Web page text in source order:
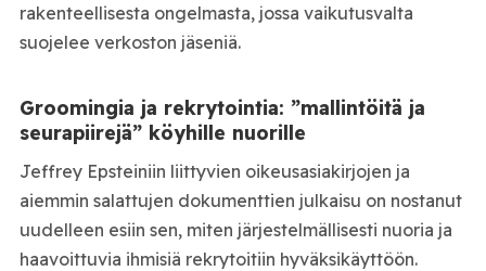
rakenteellisesta ongelmasta, jossa vaikutusvalta
suojelee verkoston jäseniä.
Groomingia ja rekrytointia: ”mallintöitä ja
seurapiirejä” köyhille nuorille
Jeffrey Epsteiniin liittyvien oikeusasiakirjojen ja
aiemmin salattujen dokumenttien julkaisu on nostanut
uudelleen esiin sen, miten järjestelmällisesti nuoria ja
haavoittuvia ihmisiä rekrytoitiin hyväksikäyttöön.